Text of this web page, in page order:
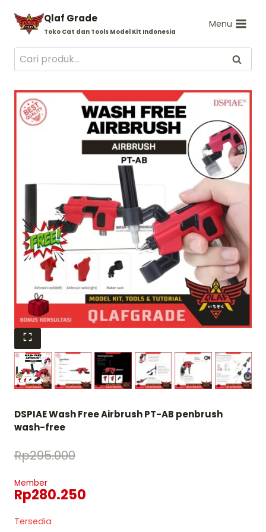
content
Qlaf Grade
Toko Cat dan Tools Model Kit Indonesia
Menu
Pencarian
untuk:
Cari
DSPIAE Wash Free Airbrush PT-AB penbrush
wash-free
Rp295.000
Member
Rp280.250
Tersedia